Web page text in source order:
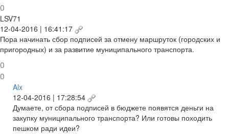
0
LSV71
12-04-2016 | 16:41:17
Пора начинать сбор подписей за отмену маршруток (городских и
пригородных) и за развитие муниципального транспорта.
0
0
Alx
12-04-2016 | 17:28:54
Думаете, от сбора подписей в бюджете появятся деньги на
закупку муниципального транспорта? Или готовы походить
пешком ради идеи?